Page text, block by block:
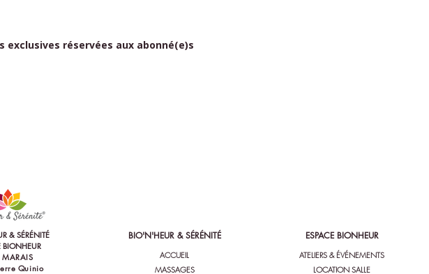
exclusives réservées aux abonné(e)s
& SÉRÉNITÉ
BIONHEUR
Quinio
ACCUEIL
MASSAGES
ATELIERS & ÉVÉNEMENTS
LOCATION SALLE
BIO'N'HEUR & SÉRÉNITÉ ESPACE BIONHEUR